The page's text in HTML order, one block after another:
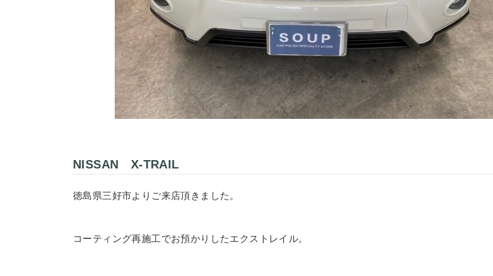
NISSAN X-TRAIL
徳島県三好市よりご来店頂きました。
コーティング再施工でお預かりしたエクストレイル。